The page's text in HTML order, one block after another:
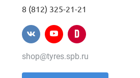
8 (812) 325-21-21
shop@tyres.spb.ru